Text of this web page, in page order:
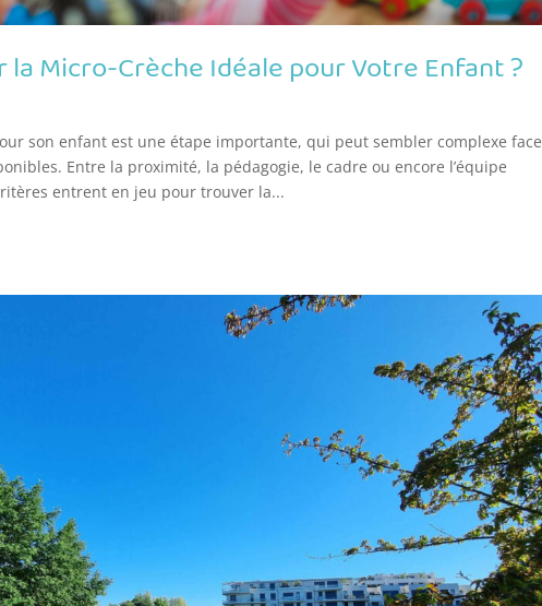
Micro-Crèche Idéale pour Votre Enfant ?
son enfant est une étape importante, qui peut sembler complexe face
Entre la proximité, la pédagogie, le cadre ou encore l’équipe
entrent en jeu pour trouver la...